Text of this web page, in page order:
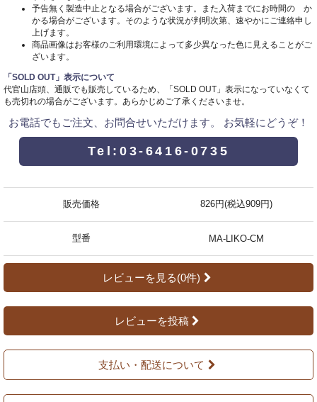
予告無く製造中止となる場合がございます。また入荷までにお時間の か
かる場合がございます。そのような状況が判明次第、速やかにご連絡申し
上げます。
商品画像はお客様のご利用環境によって多少異なった色に見えることがご
ざいます。
「SOLD OUT」表示について
代官山店頭、通販でも販売しているため、「SOLD OUT」表示になっていなくて
も売切れの場合がございます。あらかじめご了承くださいませ。
お電話でもご注文、お問合せいただけます。 お気軽にどうぞ！
Tel:03-6416-0735
販売価格 826円(税込909円)
型番 MA-LIKO-CM
レビューを見る(0件)
レビューを投稿
支払い・配送について